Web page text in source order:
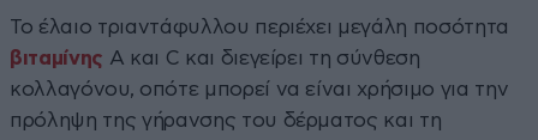
Το έλαιο τριαντάφυλλου περιέχει μεγάλη ποσότητα
βιταμίνης Α και C και διεγείρει τη σύνθεση
κολλαγόνου, οπότε μπορεί να είναι χρήσιμο για την
πρόληψη της γήρανσης του δέρματος και τη